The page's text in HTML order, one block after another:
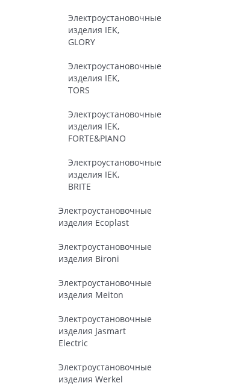
Электроустановочные
изделия IEK,
GLORY
Электроустановочные
изделия IEK,
TORS
Электроустановочные
изделия IEK,
FORTE&PIANO
Электроустановочные
изделия IEK,
BRITE
Электроустановочные
изделия Ecoplast
Электроустановочные
изделия Bironi
Электроустановочные
изделия Meiton
Электроустановочные
изделия Jasmart
Electric
Электроустановочные
изделия Werkel